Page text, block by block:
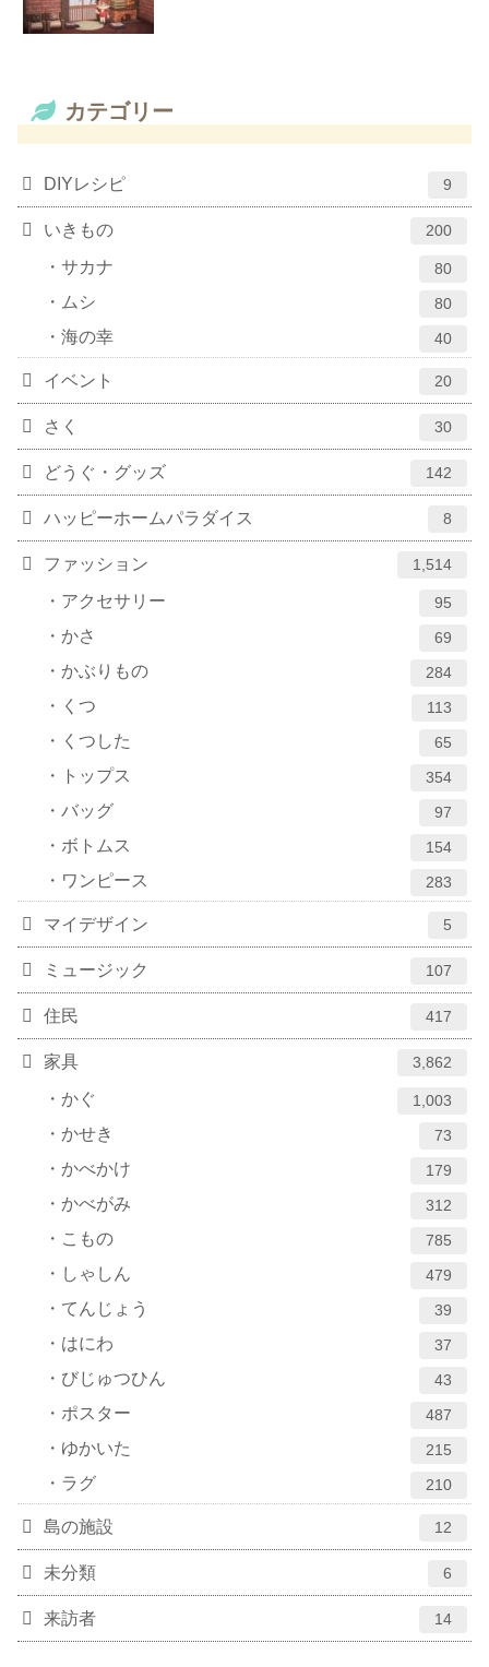
カテゴリー
DIYレシピ 9
いきもの 200
サカナ 80
ムシ 80
海の幸 40
イベント 20
さく 30
どうぐ・グッズ 142
ハッピーホームパラダイス 8
ファッション 1,514
アクセサリー 95
かさ 69
かぶりもの 284
くつ 113
くつした 65
トップス 354
バッグ 97
ボトムス 154
ワンピース 283
マイデザイン 5
ミュージック 107
住民 417
家具 3,862
かぐ 1,003
かせき 73
かべかけ 179
かべがみ 312
こもの 785
しゃしん 479
てんじょう 39
はにわ 37
びじゅつひん 43
ポスター 487
ゆかいた 215
ラグ 210
島の施設 12
未分類 6
来訪者 14